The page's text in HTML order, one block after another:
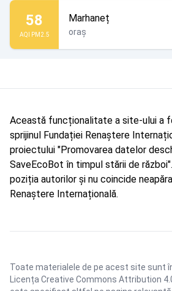
58
AQI PM2.5
Marhaneț
oraș
Această funcționalitate a site-ului a
sprijinul Fundației Renaștere
proiectului "Promovarea datelor
SaveEcoBot în timpul stării de
poziția autorilor și nu coincide
Renaștere Internațională.
Toate materialele de pe acest site sunt
Licența Creative Commons Attribution